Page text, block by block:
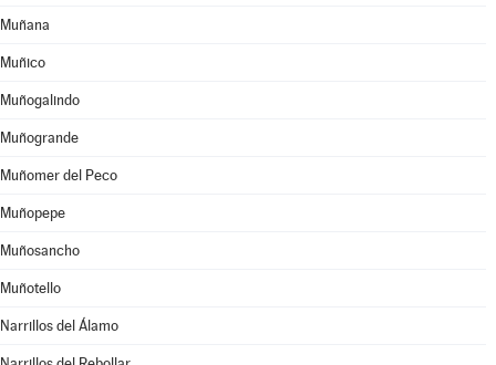
Muñana
Muñico
Muñogalindo
Muñogrande
Muñomer del Peco
Muñopepe
Muñosancho
Muñotello
Narrillos del Álamo